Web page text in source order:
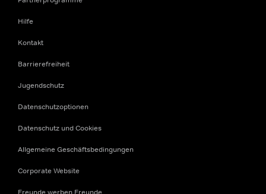
Hilfe
Kontakt
Barrierefreiheit
Jugendschutz
Datenschutzoptionen
Datenschutz und Cookies
Allgemeine Geschäftsbedingungen
Corporate Website